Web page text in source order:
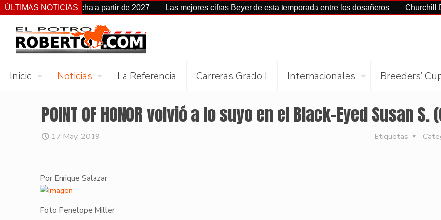
ÚLTIMAS NOTICIAS
de fecha a partir de 2027 Las mejores cifras Beyer de esta temporada entre los dosañeros Churchill Downs y
Inicio Noticias La Referencia Carreras Grado I Internacionales Breeders’
POINT OF HONOR volvió a lo suyo en el Black-Eyed Susan S.
17 May, 2019 Etiquetas
Por Enrique Salazar
Foto Penelope Miller